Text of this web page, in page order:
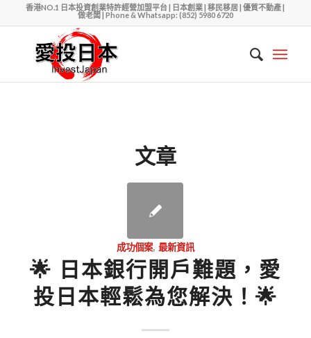
香港NO.1 日本投資創業特許經營加盟平台 | 日本創業 | 移民移居 | 優質不動產 |
做老闆 | Phone & Whatsapp: (852) 5980 6720
文章
成功個案, 最新資訊
🌟 日本銀行開戶難題，愛
投日本輕鬆為您解決！🌟